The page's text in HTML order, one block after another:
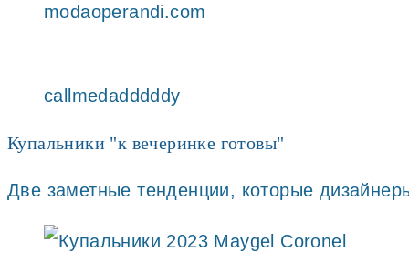
modaoperandi.com
callmedadddddy
Купальники "к вечеринке готовы"
Две заметные тенденции, которые